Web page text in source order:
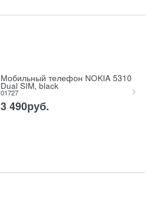
Мобильный телефон NOKIA 5310
Dual SIM, black
01727
3 490руб.